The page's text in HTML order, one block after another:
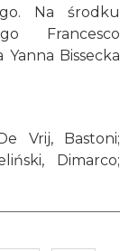
Na środku
Francesco
Bissecka
Vrij, Bastoni;
Dimarco;